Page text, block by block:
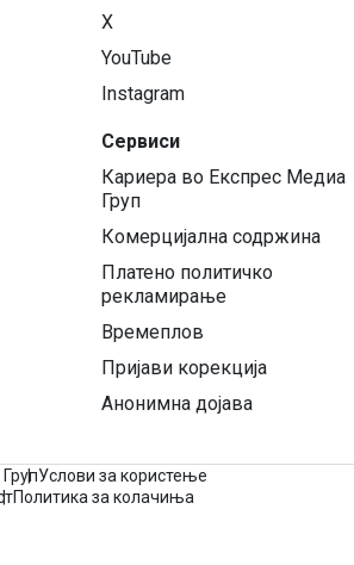
X
YouTube
Instagram
Сервиси
Кариера во Експрес Медиа
Груп
Комерцијална содржина
Платено политичко
рекламирање
Времеплов
Пријави корекција
Анонимна дојава
Услови за користење
Политика за колачиња